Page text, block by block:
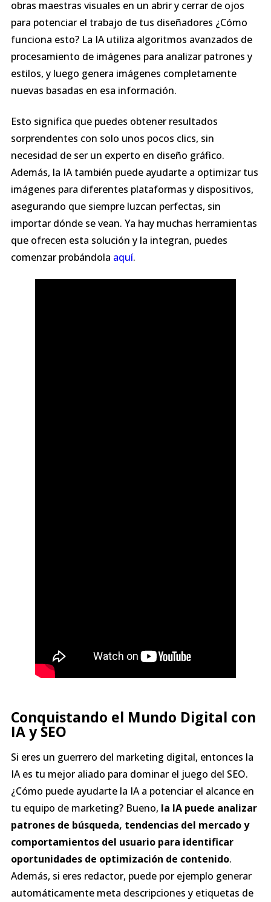
obras maestras visuales en un abrir y cerrar de ojos
para potenciar el trabajo de tus diseñadores ¿Cómo
funciona esto? La IA utiliza algoritmos avanzados de
procesamiento de imágenes para analizar patrones y
estilos, y luego genera imágenes completamente
nuevas basadas en esa información.
Esto significa que puedes obtener resultados
sorprendentes con solo unos pocos clics, sin
necesidad de ser un experto en diseño gráfico.
Además, la IA también puede ayudarte a optimizar tus
imágenes para diferentes plataformas y dispositivos,
asegurando que siempre luzcan perfectas, sin
importar dónde se vean. Ya hay muchas herramientas
que ofrecen esta solución y la integran, puedes
comenzar probándola aquí.
Conquistando el Mundo Digital con
IA y SEO
Si eres un guerrero del marketing digital, entonces la
IA es tu mejor aliado para dominar el juego del SEO.
¿Cómo puede ayudarte la IA a potenciar el alcance en
tu equipo de marketing? Bueno, la IA puede analizar
patrones de búsqueda, tendencias del mercado y
comportamientos del usuario para identificar
oportunidades de optimización de contenido.
Además, si eres redactor, puede por ejemplo generar
automáticamente meta descripciones y etiquetas de